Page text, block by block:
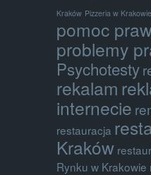
Kraków Pizzeria w Krakowie
pomoc
problemy
Psychotesty
rekalam
internecie
restauracja
Kraków
Rynku w Krakowie